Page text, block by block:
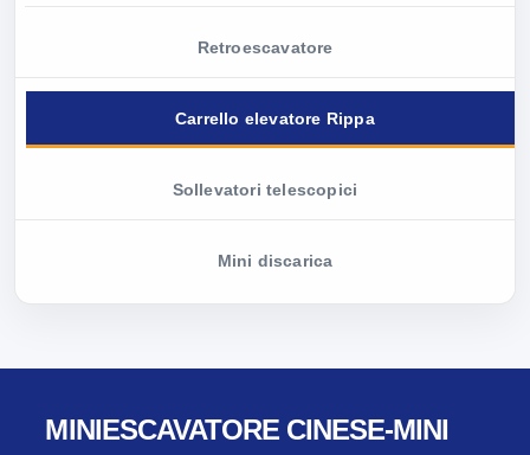
Retroescavatore
Carrello elevatore Rippa
Sollevatori telescopici
Mini discarica
MINIESCAVATORE CINESE-MINI